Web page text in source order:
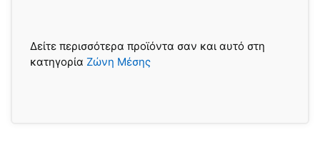
Δείτε περισσότερα προϊόντα σαν και αυτό στη
κατηγορία Ζώνη Μέσης